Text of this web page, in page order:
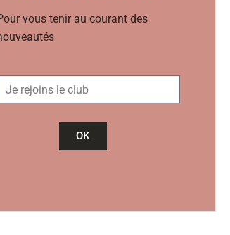
vous tenir au courant des
OK